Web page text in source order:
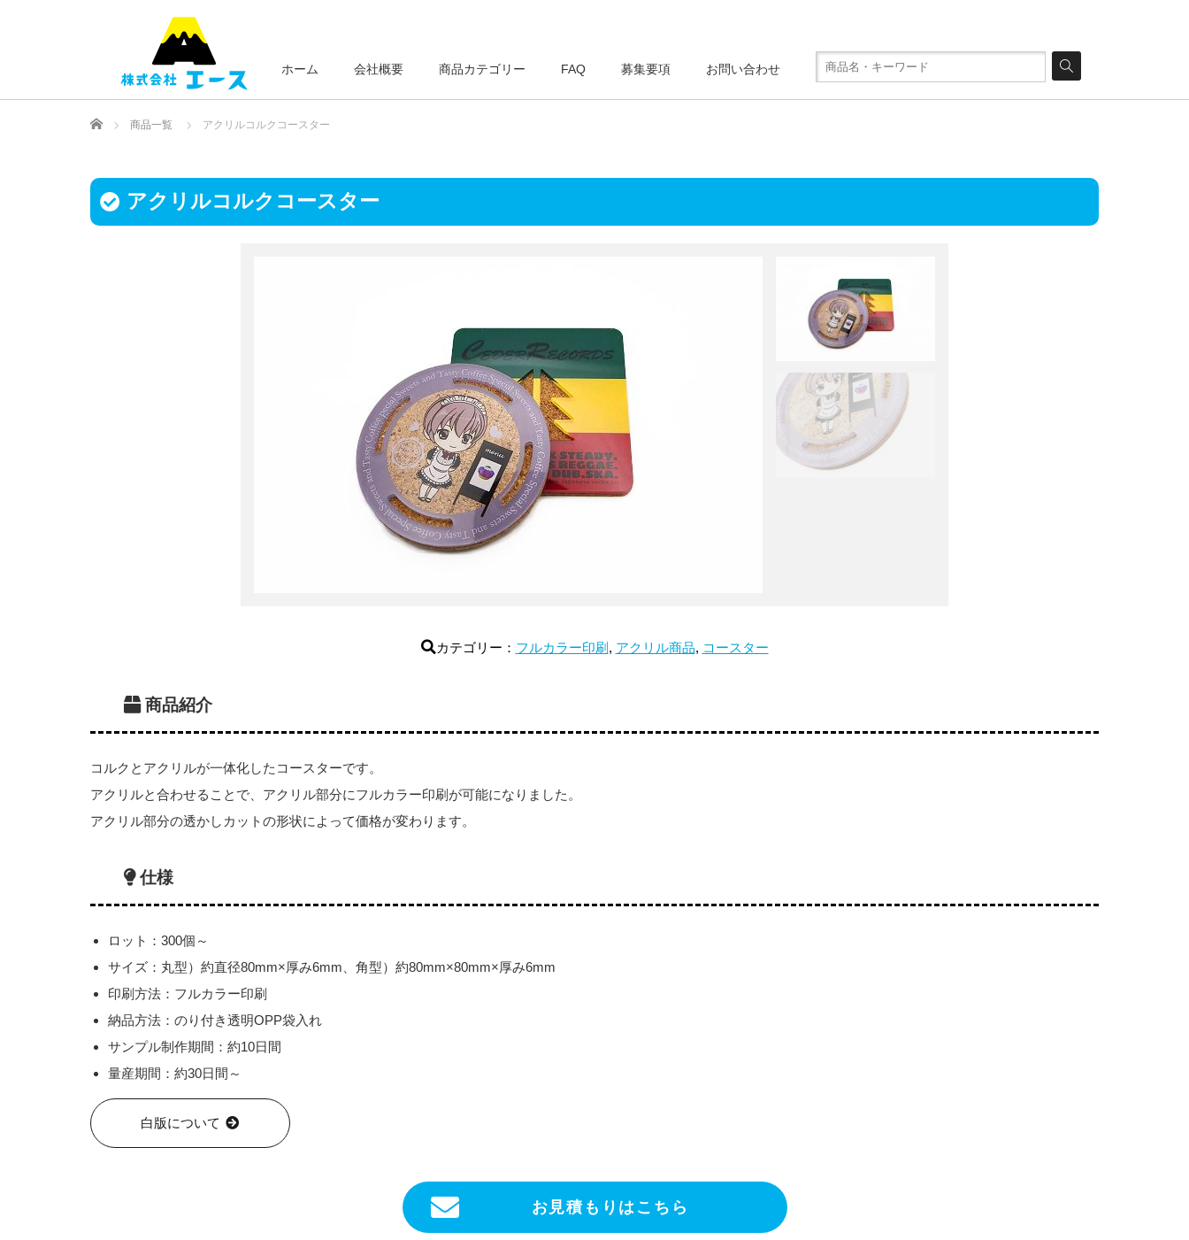
ホーム 会社概要 商品カテゴリー FAQ 募集要項 お問い合わせ
Home 商品一覧 アクリルコルクコースター
アクリルコルクコースター
カテゴリー： フルカラー印刷 , アクリル商品, コースター
商品紹介
コルクとアクリルが一体化したコースターです。
アクリルと合わせることで、アクリル部分にフルカラー印刷が可能になりました。
アクリル部分の透かしカットの形状によって価格が変わります。
仕様
ロット：300個～
サイズ：丸型）約直径80mm×厚み6mm、角型）約80mm×80mm×厚み6mm
印刷方法：フルカラー印刷
納品方法：のり付き透明OPP袋入れ
サンプル制作期間：約10日間
量産期間：約30日間～
白版について
お見積もりはこちら